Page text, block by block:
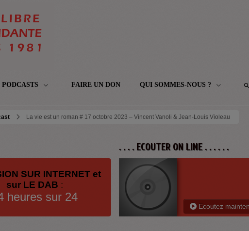
PODCASTS FAIRE UN DON QUI SOMMES-NOUS ?
La vie est un roman # 17 octobre 2023 – Vincent Vanoli & Jean-Louis Violeau
SUR INTERNET et
sur LE DAB :
heures sur 24
. . . . ECOUTER ON LINE . . . . . .
Ecoutez